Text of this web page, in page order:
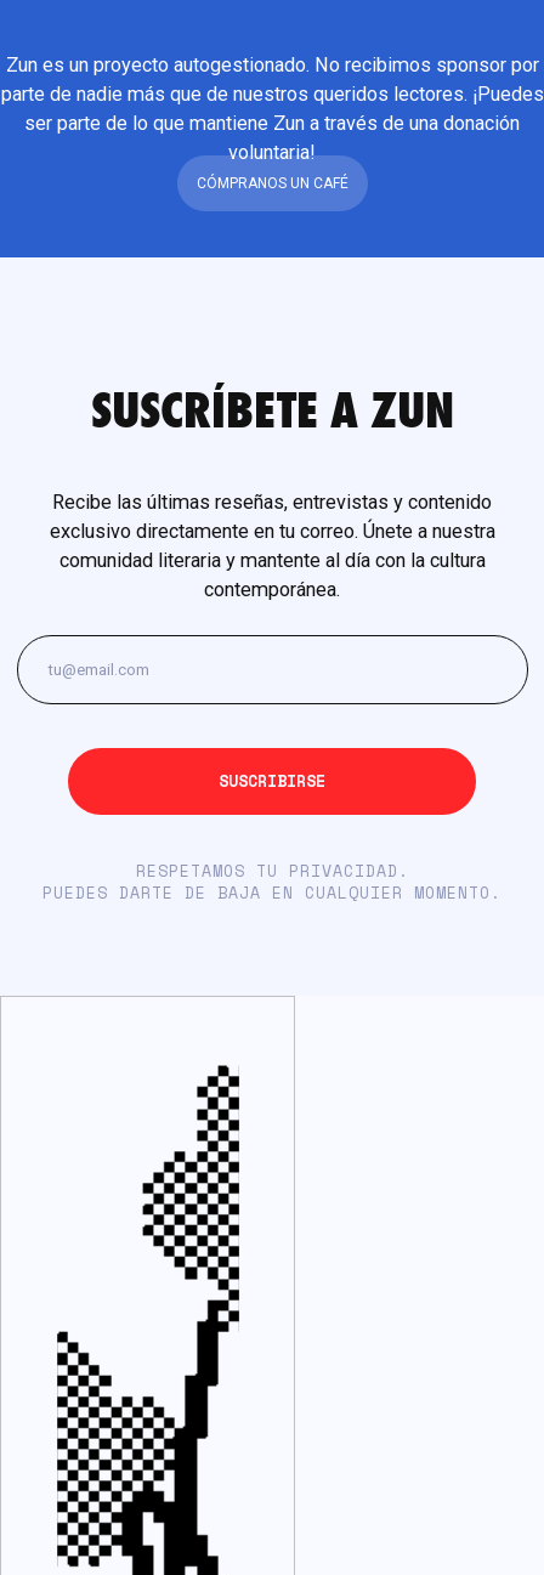
Zun es un proyecto autogestionado. No recibimos sponsor por
parte de nadie más que de nuestros queridos lectores. ¡Puedes
ser parte de lo que mantiene Zun a través de una donación
voluntaria!
CÓMPRANOS UN CAFÉ
SUSCRÍBETE A ZUN
Recibe las últimas reseñas, entrevistas y contenido
exclusivo directamente en tu correo. Únete a nuestra
comunidad literaria y mantente al día con la cultura
contemporánea.
RESPETAMOS TU PRIVACIDAD.
PUEDES DARTE DE BAJA EN CUALQUIER MOMENTO.